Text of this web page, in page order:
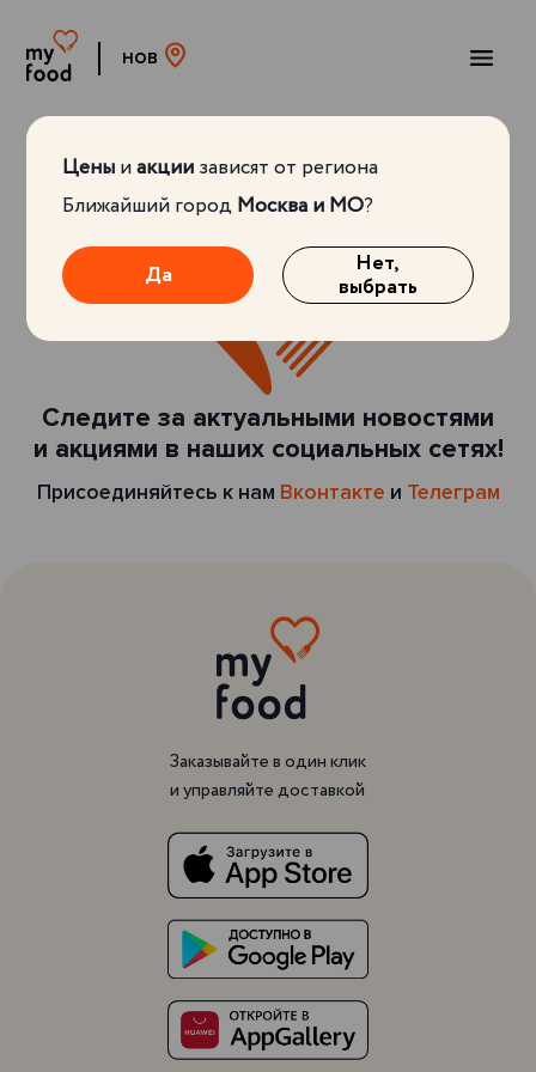
НОВ
Ценыиакциизависят от региона
Ближайший городМосква и МО?
Да Нет,
выбрать
Следите за актуальными новостями
и акциями в наших социальных сетях!
Присоединяйтесь к нам Вконтакте и Телеграм
Заказывайте в один клик
и управляйте доставкой